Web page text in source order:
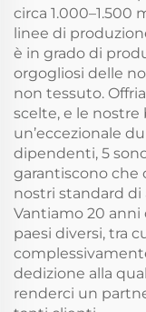
circa
linee di
è in grado di
orgogliosi delle
non tessuto.
scelte, e le
un’eccezionale
dipendenti, 5
garantiscono che
nostri standard di
Vantiamo 20 anni
paesi diversi, tra
dedizione alla
renderci un